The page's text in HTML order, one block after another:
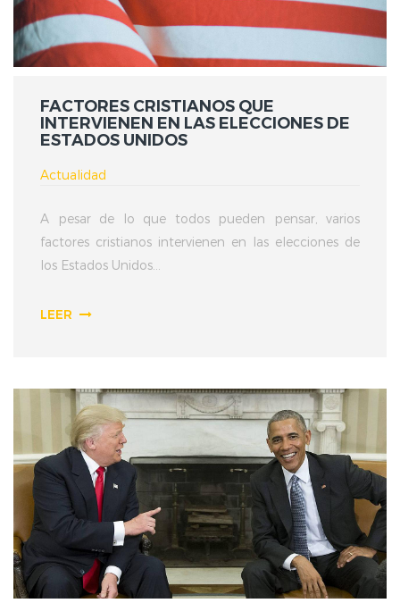
FACTORES CRISTIANOS QUE
INTERVIENEN EN LAS ELECCIONES DE
ESTADOS UNIDOS
Actualidad
A pesar de lo que todos pueden pensar, varios
factores cristianos intervienen en las elecciones de
los Estados Unidos...
LEER